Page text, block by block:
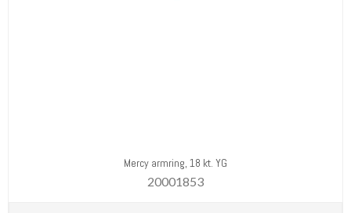
Mercy armring, 18 kt. YG
20001853